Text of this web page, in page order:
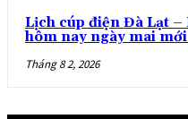
Lịch cúp điện Đà Lạt
hôm nay ngày mai
Tháng 8 2, 2026